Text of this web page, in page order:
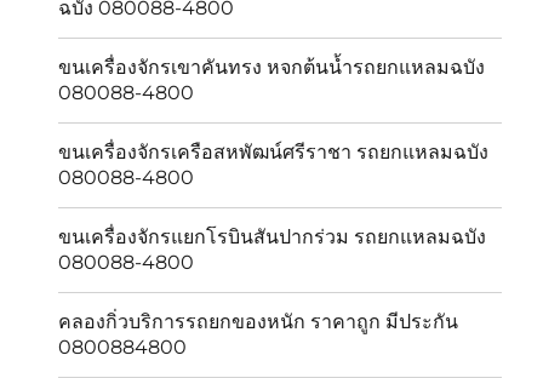
ฉบัง 080088-4800
ขนเครื่องจักรเขาคันทรง หจกต้นน้ำรถยกแหลมฉบัง
080088-4800
ขนเครื่องจักรเครือสหพัฒน์ศรีราชา รถยกแหลมฉบัง
080088-4800
ขนเครื่องจักรแยกโรบินสันปากร่วม รถยกแหลมฉบัง
080088-4800
คลองกิ่วบริการรถยกของหนัก ราคาถูก มีประกัน
0800884800